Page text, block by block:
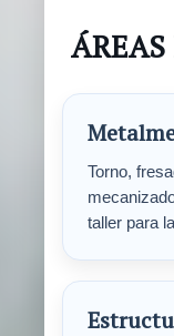
Torno,
taller para